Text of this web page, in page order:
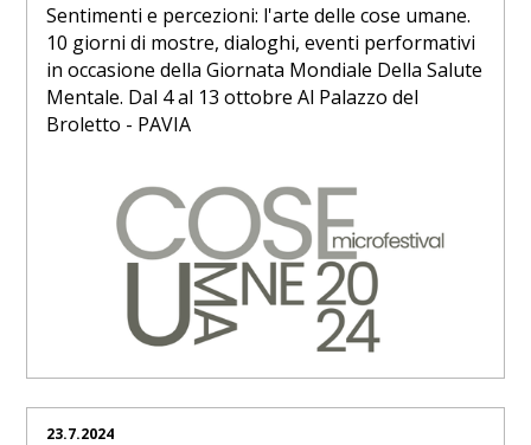
Sentimenti e percezioni: l'arte delle cose umane.
10 giorni di mostre, dialoghi, eventi performativi
in occasione della Giornata Mondiale Della Salute
Mentale. Dal 4 al 13 ottobre Al Palazzo del
Broletto - PAVIA
23.7.2024